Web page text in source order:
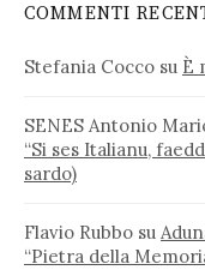
COMMENTI
Stefania Cocco su È
SENES Antonio
“Si ses Italianu,
sardo)
Flavio Rubbo su
“Pietra della